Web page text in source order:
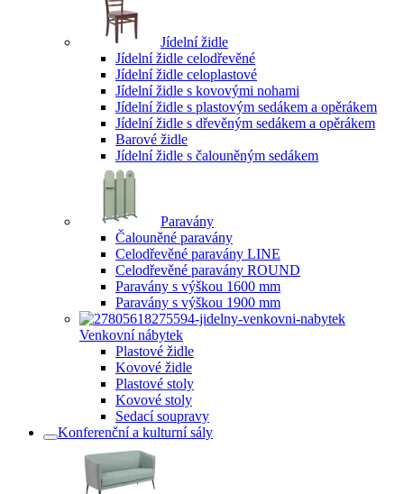
Jídelní židle
Jídelní židle celodřevěné
Jídelní židle celoplastové
Jídelní židle s kovovými nohami
Jídelní židle s plastovým sedákem a opěrákem
Jídelní židle s dřevěným sedákem a opěrákem
Barové židle
Jídelní židle s čalouněným sedákem
Paravány
Čalouněné paravány
Celodřevěné paravány LINE
Celodřevěné paravány ROUND
Paravány s výškou 1600 mm
Paravány s výškou 1900 mm
Venkovní nábytek
Plastové židle
Kovové židle
Plastové stoly
Kovové stoly
Sedací soupravy
Konferenční a kulturní sály